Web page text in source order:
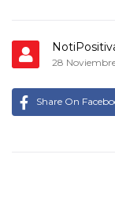
28
Share On